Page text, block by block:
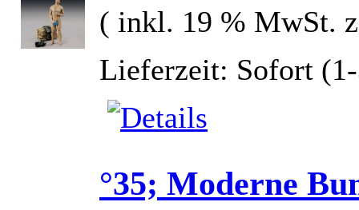
( inkl. 19 % MwSt.
Lieferzeit: Sofort
°35; Moderne